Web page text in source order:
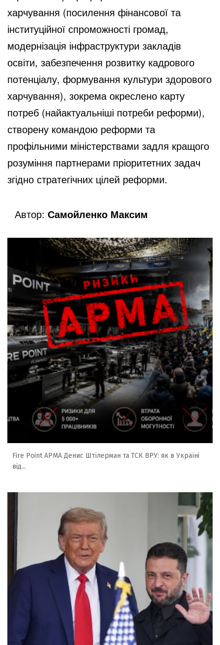
харчування (посилення фінансової та
інституційної спроможності громад,
модернізація інфраструктури закладів
освіти, забезпечення розвитку кадрового
потенціалу, формування культури здорового
харчування), зокрема окреслено карту
потреб (найактуальніші потреби реформи),
створену командою реформи та
профільними міністерствами задля кращого
розуміння партнерами пріоритетних задач
згідно стратегічних цілей реформи.
Автор: Самойленко Максим
Fire Point АРМА Денис Штілерман та ТСК ВРУ: як в Україні
від...